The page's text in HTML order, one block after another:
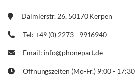
Daimlerstr. 26, 50170 Kerpen
Tel: +49 (0) 2273 - 9916940
Email: info@phonepart.de
Öffnungszeiten (Mo-Fr.) 9:00 - 17:30